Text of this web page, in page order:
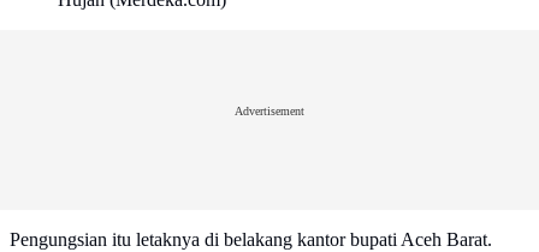
Advertisement
Pengungsian itu letaknya di belakang kantor bupati Aceh Barat.